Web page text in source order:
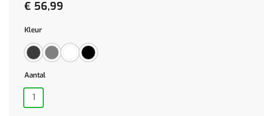
€ 56,99
Kleur
Aantal
1